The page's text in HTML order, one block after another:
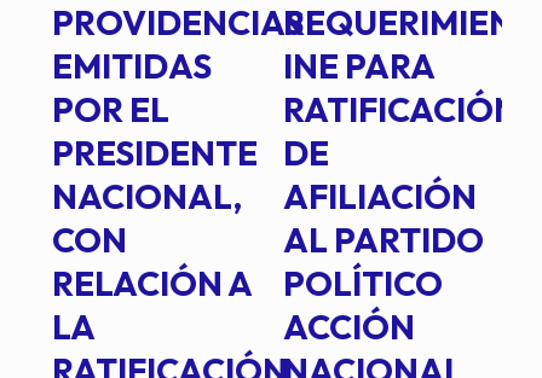
PROVIDENCIAS
EMITIDAS
POR EL
PRESIDENTE
NACIONAL,
CON
RELACIÓN A
LA
INE PARA
RATIFICACIÓN
DE
AFILIACIÓN
AL PARTIDO
POLÍTICO
ACCIÓN